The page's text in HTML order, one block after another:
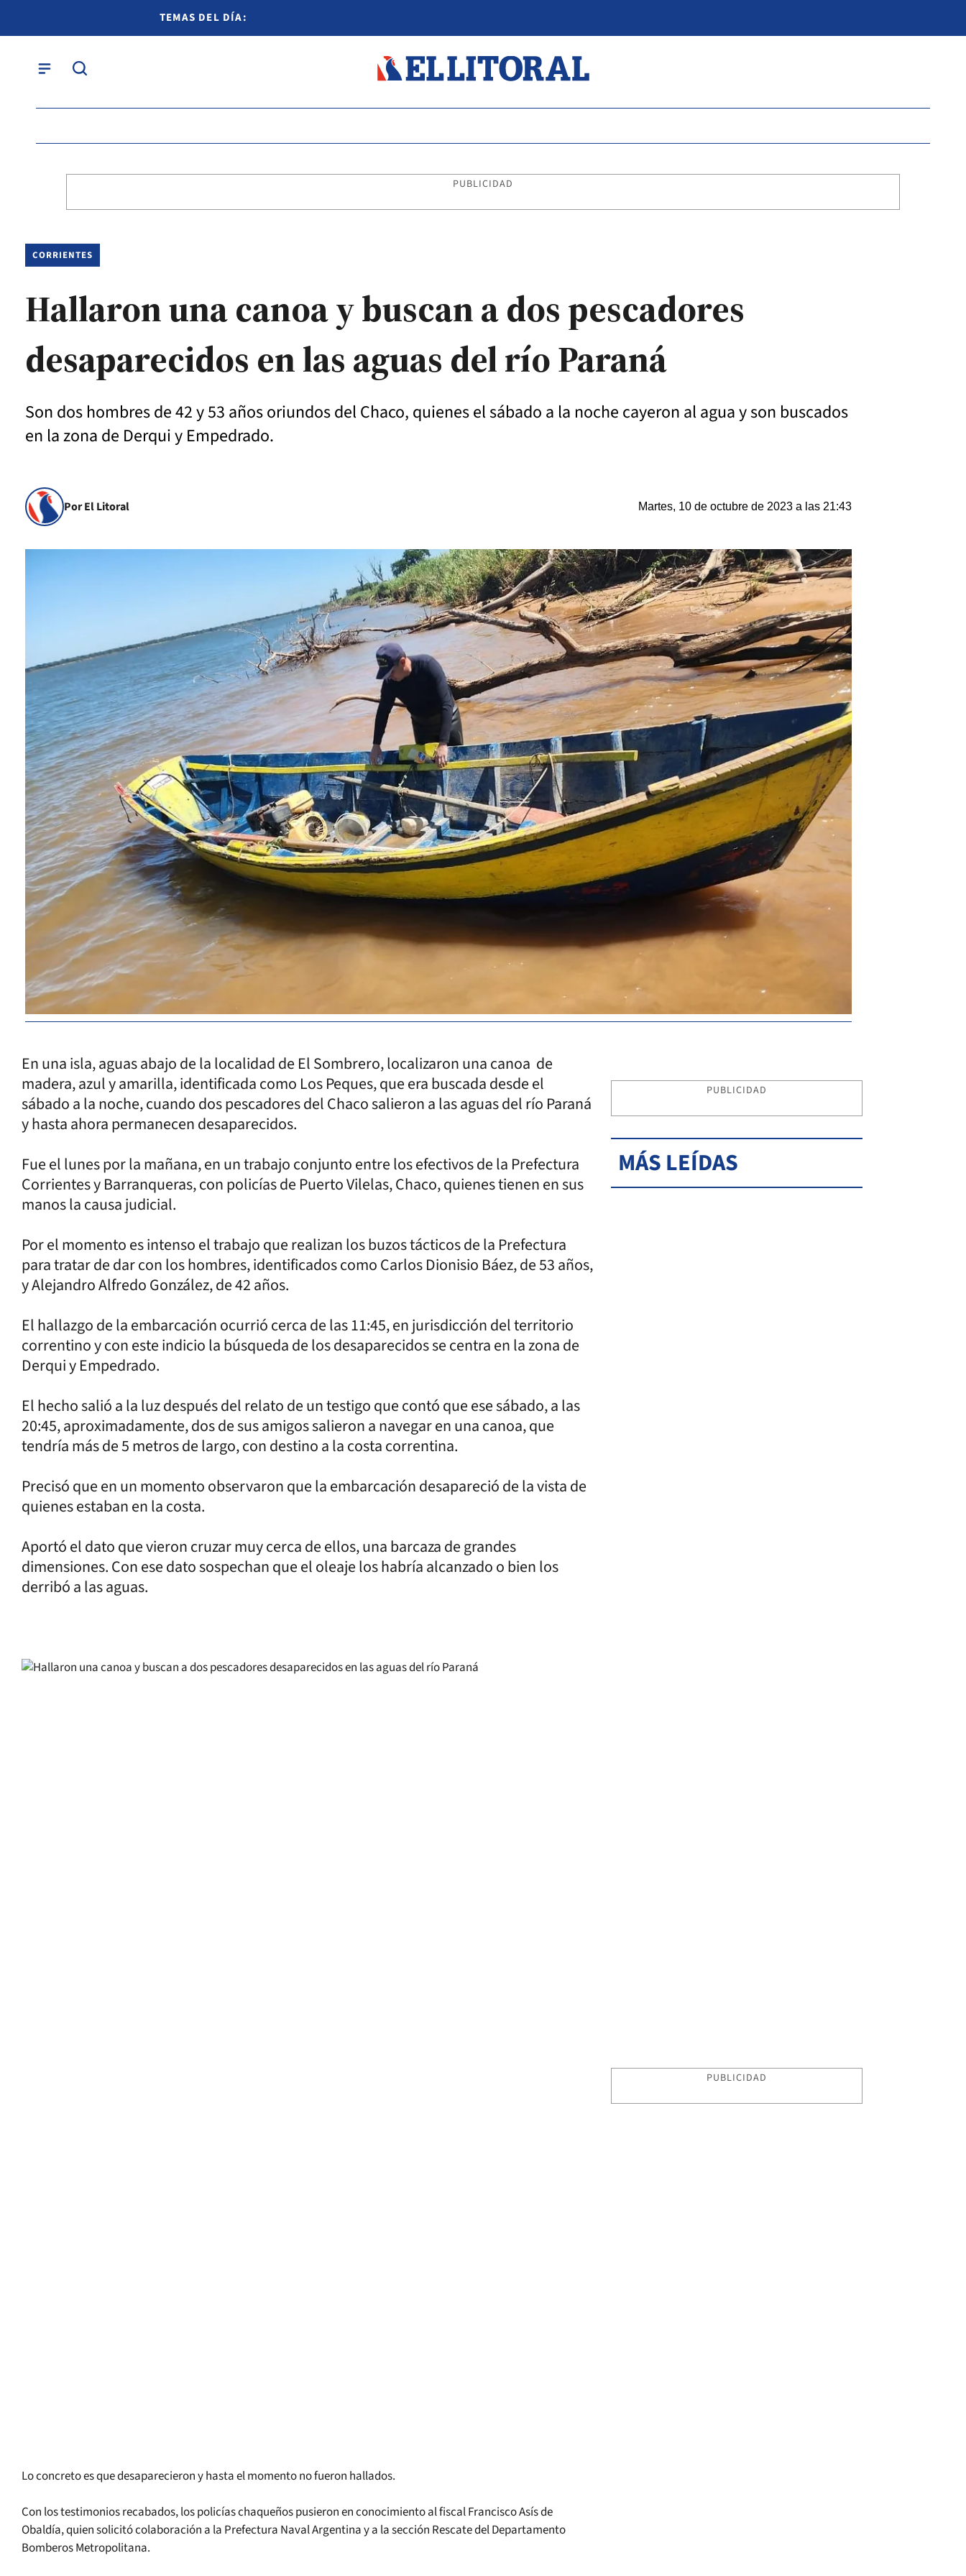
TEMAS DEL DÍA:
PUBLICIDAD
CORRIENTES
Hallaron una canoa y buscan a dos pescadores
desaparecidos en las aguas del río Paraná
Son dos hombres de 42 y 53 años oriundos del Chaco, quienes el sábado a la noche cayeron al agua y son buscados
en la zona de Derqui y Empedrado.
Por El Litoral Martes, 10 de octubre de 2023 a las 21:43
En una isla, aguas abajo de la localidad de El Sombrero, localizaron una canoa de
madera, azul y amarilla, identificada como Los Peques, que era buscada desde el
sábado a la noche, cuando dos pescadores del Chaco salieron a las aguas del río Paraná
y hasta ahora permanecen desaparecidos.
Fue el lunes por la mañana, en un trabajo conjunto entre los efectivos de la Prefectura
Corrientes y Barranqueras, con policías de Puerto Vilelas, Chaco, quienes tienen en sus
manos la causa judicial.
Por el momento es intenso el trabajo que realizan los buzos tácticos de la Prefectura
para tratar de dar con los hombres, identificados como Carlos Dionisio Báez, de 53 años,
y Alejandro Alfredo González, de 42 años.
El hallazgo de la embarcación ocurrió cerca de las 11:45, en jurisdicción del territorio
correntino y con este indicio la búsqueda de los desaparecidos se centra en la zona de
Derqui y Empedrado.
El hecho salió a la luz después del relato de un testigo que contó que ese sábado, a las
20:45, aproximadamente, dos de sus amigos salieron a navegar en una canoa, que
tendría más de 5 metros de largo, con destino a la costa correntina.
Precisó que en un momento observaron que la embarcación desapareció de la vista de
quienes estaban en la costa.
Aportó el dato que vieron cruzar muy cerca de ellos, una barcaza de grandes
dimensiones. Con ese dato sospechan que el oleaje los habría alcanzado o bien los
derribó a las aguas.
Lo concreto es que desaparecieron y hasta el momento no fueron hallados.
Con los testimonios recabados, los policías chaqueños pusieron en conocimiento al fiscal Francisco Asís de
Obaldía, quien solicitó colaboración a la Prefectura Naval Argentina y a la sección Rescate del Departamento
Bomberos Metropolitana.
PUBLICIDAD
MÁS LEÍDAS
PUBLICIDAD